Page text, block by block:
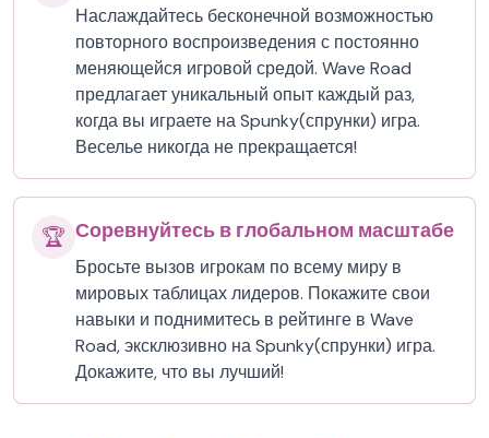
Наслаждайтесь бесконечной возможностью
повторного воспроизведения с постоянно
меняющейся игровой средой. Wave Road
предлагает уникальный опыт каждый раз,
когда вы играете на Spunky(спрунки) игра.
Веселье никогда не прекращается!
🏆 Соревнуйтесь в глобальном масштабе
Бросьте вызов игрокам по всему миру в
мировых таблицах лидеров. Покажите свои
навыки и поднимитесь в рейтинге в Wave
Road, эксклюзивно на Spunky(спрунки) игра.
Докажите, что вы лучший!